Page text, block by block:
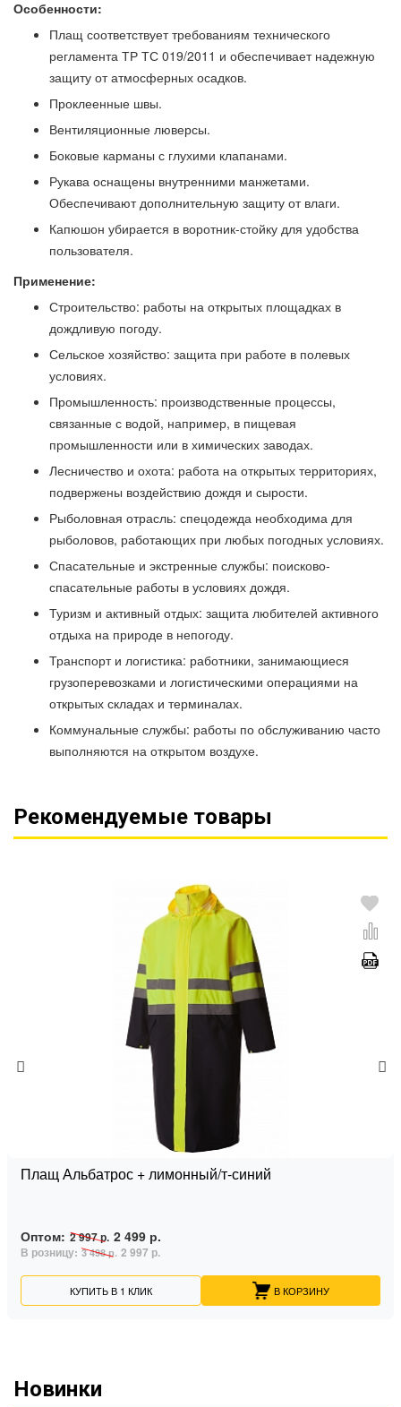
Особенности:
Плащ соответствует требованиям технического
регламента ТР ТС 019/2011 и обеспечивает надежную
защиту от атмосферных осадков.
Проклеенные швы.
Вентиляционные люверсы.
Боковые карманы с глухими клапанами.
Рукава оснащены внутренними манжетами.
Обеспечивают дополнительную защиту от влаги.
Капюшон убирается в воротник-стойку для удобства
пользователя.
Применение:
Строительство: работы на открытых площадках в
дождливую погоду.
Сельское хозяйство: защита при работе в полевых
условиях.
Промышленность: производственные процессы,
связанные с водой, например, в пищевая
промышленности или в химических заводах.
Лесничество и охота: работа на открытых территориях,
подвержены воздействию дождя и сырости.
Рыболовная отрасль: спецодежда необходима для
рыболовов, работающих при любых погодных условиях.
Спасательные и экстренные службы: поисково-
спасательные работы в условиях дождя.
Туризм и активный отдых: защита любителей активного
отдыха на природе в непогоду.
Транспорт и логистика: работники, занимающиеся
грузоперевозками и логистическими операциями на
открытых складах и терминалах.
Коммунальные службы: работы по обслуживанию часто
выполняются на открытом воздухе.
Рекомендуемые товары
Плащ Альбатрос + лимонный/т-синий
Оптом: 2 997 р. 2 499 р.
В розницу: 3 498 р. 2 997 р.
КУПИТЬ В 1 КЛИК В КОРЗИНУ
Новинки